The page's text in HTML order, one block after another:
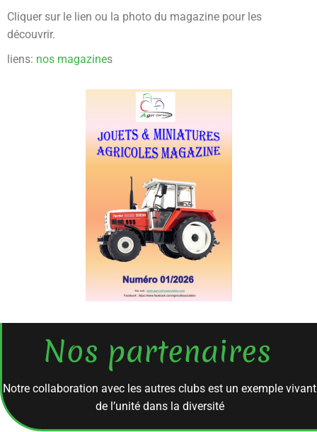
Cliquer sur le lien ou la photo du magazine pour les
découvrir.
liens: nos magazines
Nos partenaires
Notre collaboration avec les autres clubs est un exemple vivant
de l’unité dans la diversité